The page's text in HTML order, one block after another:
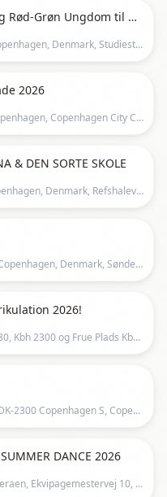
Gå med Enhedslisten og Rød-Grøn Ungdom til Copenhagen Pride 2026! ️‍ ️‍️
Studiestræde 24, 1., 1455 Copenhagen, Denmark, Studiestræde 24, 1455 København K, Danmark, Copenhagen
2026
Copenhagen City Centre, Copenhagen, Copenhagen City Centre, Copenhagen, Copenhagen
& DEN SORTE SKOLE
Refshalevej 167 A, 1432 Copenhagen, Denmark, Refshalevej 167A, 1432 København K, Danmark, Copenhagen
Sønder Boulevard 73, 1720 Copenhagen, Denmark, Sønder Boulevard 73, 1720 København V, Danmark, Copenhagen
2026!
Søndre Campus, Njalsgade 80, Kbh 2300 og Frue Plads Kbh 1165, Njalsgade 74, 2300 København S, Danmark, Copenhagen
Bella Center, Center Blvd. 5 DK-2300 Copenhagen S, Copenhagen, DK
DANCE 2026
c/o Det Kongelige Teater Operaen, Ekvipagemestervej 10, Copenhagen, Denmark, Ekvipagemestervej 12, 1438 København K, Danmark, Copenhagen